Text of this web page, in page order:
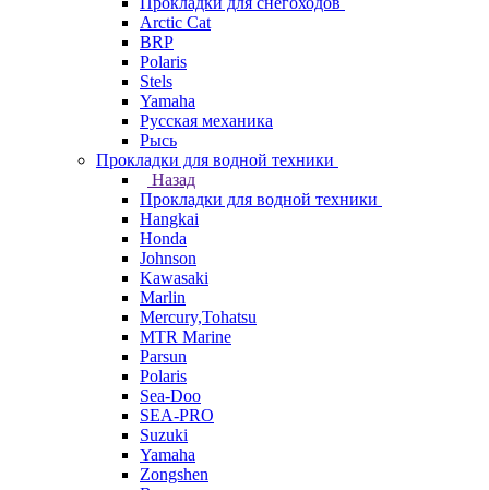
Arctic Cat
BRP
Polaris
Stels
Yamaha
Русская механика
Рысь
Прокладки для водной техники
Назад
Прокладки для водной техники
Hangkai
Honda
Johnson
Kawasaki
Marlin
Mercury,Tohatsu
MTR Marine
Parsun
Polaris
Sea-Doo
SEA-PRO
Suzuki
Yamaha
Zongshen